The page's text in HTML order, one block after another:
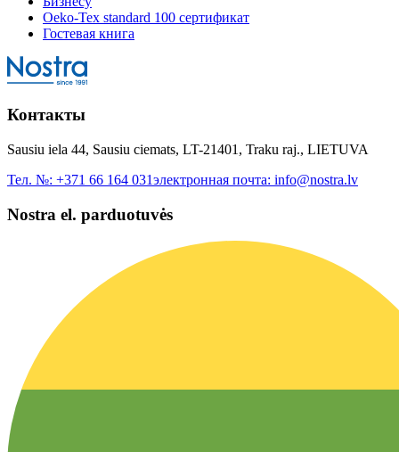
Oeko-Tex standard 100 сертификат
Гостевая книга
Контакты
Sausiu iela 44, Sausiu ciemats, LT-21401, Traku raj., LIETUVA
Тел. №: +371 66 164 031электронная почта: info@nostra.lv
Nostra el. parduotuvės